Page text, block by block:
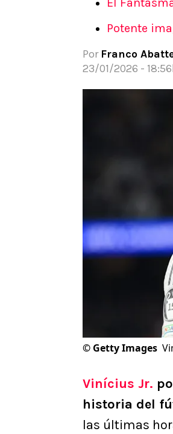
Potente
Por Franco
23/01/2026 -
© Getty Images
Vinícius Jr.
historia del
las últimas